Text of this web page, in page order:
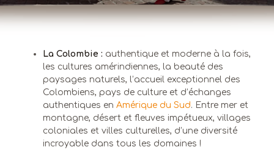
La Colombie : authentique et moderne à la fois,
les cultures amérindiennes, la beauté des
paysages naturels, l’accueil exceptionnel des
Colombiens, pays de culture et d’échanges
authentiques en Amérique du Sud. Entre mer et
montagne, désert et fleuves impétueux, villages
coloniales et villes culturelles, d’une diversité
incroyable dans tous les domaines !